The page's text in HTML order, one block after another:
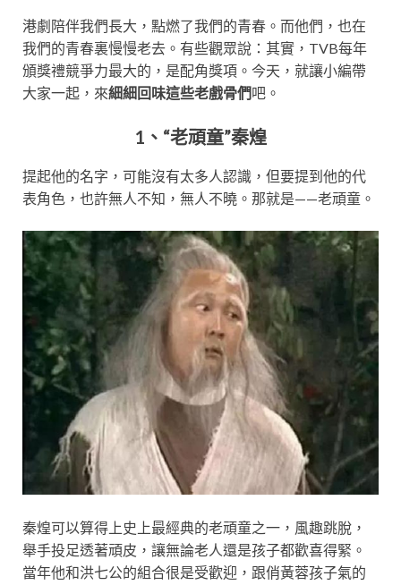
港劇陪伴我們長大，點燃了我們的青春。而他們，也在
我們的青春裏慢慢老去。有些觀眾說：其實，TVB每年
頒獎禮競爭力最大的，是配角獎項。今天，就讓小編帶
大家一起，來細細回味這些老戲骨們吧。
1、“老頑童”秦煌
提起他的名字，可能沒有太多人認識，但要提到他的代
表角色，也許無人不知，無人不曉。那就是——老頑童。
秦煌可以算得上史上最經典的老頑童之一，風趣跳脫，
舉手投足透著頑皮，讓無論老人還是孩子都歡喜得緊。
當年他和洪七公的組合很是受歡迎，跟俏黃蓉孩子氣的